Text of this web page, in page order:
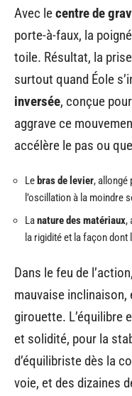
Avec lecentre de
porte-à-faux, la
toile. Résultat, la
surtout quand Éole
inversée, conçue
aggrave ce
accélère le pas ou
Le bras de levier, allongé
l’oscillation à la moindre
Lanature des matériaux,
la rigidité et la façon
Dans le feu de
mauvaise
girouette. L’équilibre
et solidité, pour la
d’équilibriste dès la
voie, et des dizaines